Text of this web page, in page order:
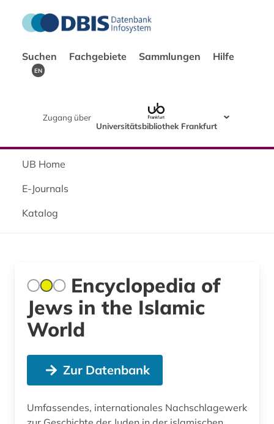
Suchen Fachgebiete Sammlungen Hilfe
EN
Zugang über
Universitätsbibliothek Frankfurt
UB Home
E-Journals
Katalog
Encyclopedia of
Jews in the Islamic
World
Zur Datenbank
Umfassendes, internationales Nachschlagewerk